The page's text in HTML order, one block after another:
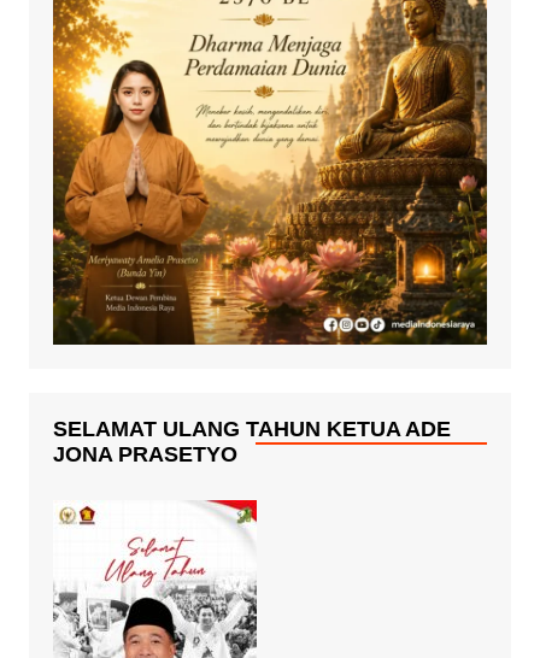
SELAMAT ULANG TAHUN KETUA ADE
JONA PRASETYO